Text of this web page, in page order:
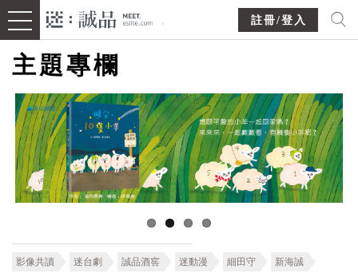
註冊/登入
主題專欄
影像共讀 迷台劇 誠品酒窖 迷動漫 細田守 新海誠